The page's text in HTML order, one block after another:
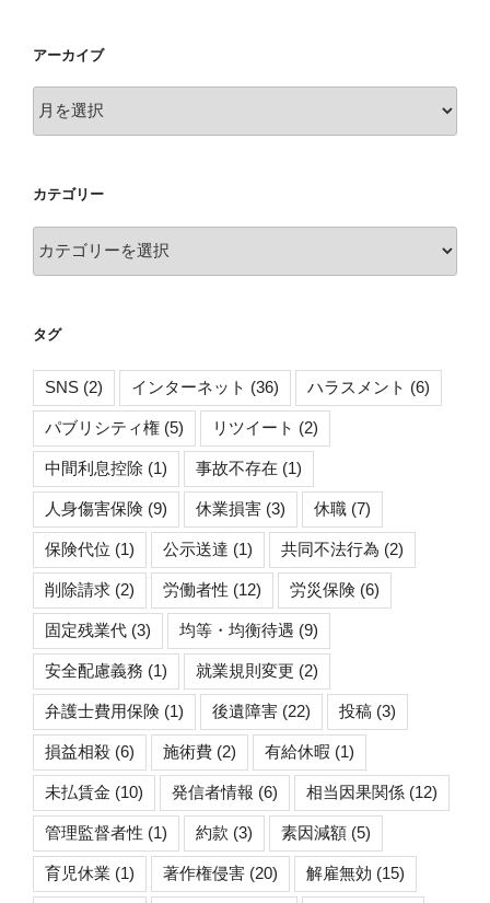
アーカイブ
ー
ブ
カテゴリー
テ
ー
タグ
SNS (2) インターネット (36) ハラスメント (6)
パブリシティ権 (5) リツイート (2)
中間利息控除 (1) 事故不存在 (1)
人身傷害保険 (9) 休業損害 (3) 休職 (7)
保険代位 (1) 公示送達 (1) 共同不法行為 (2)
削除請求 (2) 労働者性 (12) 労災保険 (6)
固定残業代 (3) 均等・均衡待遇 (9)
安全配慮義務 (1) 就業規則変更 (2)
弁護士費用保険 (1) 後遺障害 (22) 投稿 (3)
損益相殺 (6) 施術費 (2) 有給休暇 (1)
未払賃金 (10) 発信者情報 (6) 相当因果関係 (12)
管理監督者性 (1) 約款 (3) 素因減額 (5)
育児休業 (1) 著作権侵害 (20) 解雇無効 (15)